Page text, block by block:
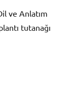
ve Anlatım
tutanağı